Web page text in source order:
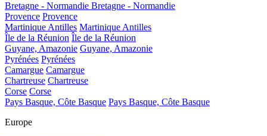
Bretagne - Normandie Bretagne - Normandie
Provence Provence
Martinique Antilles Martinique Antilles
Île de la Réunion Île de la Réunion
Guyane, Amazonie Guyane, Amazonie
Pyrénées Pyrénées
Camargue Camargue
Chartreuse Chartreuse
Corse Corse
Pays Basque, Côte Basque Pays Basque, Côte Basque
Europe